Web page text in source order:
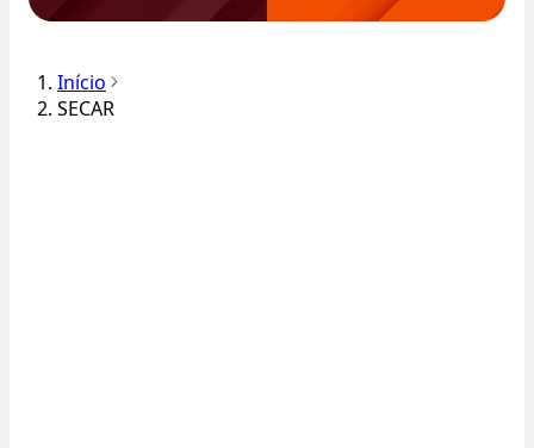
Início
SECAR